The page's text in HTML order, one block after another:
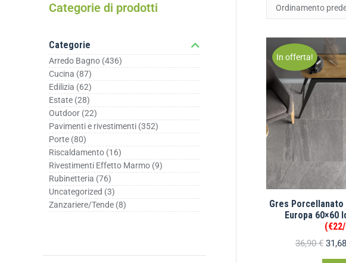
In offerta!
Gres
Europa 60×60
36,90€ 31,68
Categorie di prodotti
Categorie
Arredo Bagno (436)
Cucina (87)
Edilizia (62)
Estate (28)
Outdoor (22)
Pavimenti e rivestimenti (352)
Porte (80)
Riscaldamento (16)
Rivestimenti Effetto Marmo (9)
Rubinetteria (76)
Uncategorized (3)
Zanzariere/Tende (8)